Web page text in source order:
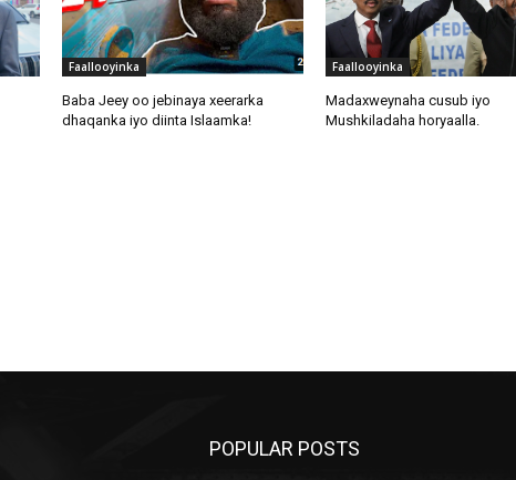
Faallooyinka
Baba Jeey oo jebinaya xeerarka
dhaqanka iyo diinta Islaamka!
Faallooyinka
Madaxweynaha cusub iyo
Mushkiladaha horyaalla.
POPULAR POSTS